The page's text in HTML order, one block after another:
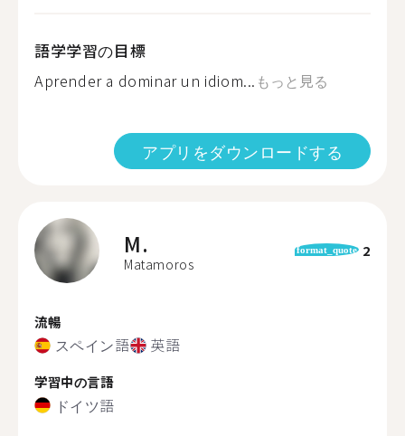
語学学習の目標
Aprender a dominar un idiom... もっと見る
アプリをダウンロードする
M.
Matamoros
format_quote 2
流暢
スペイン語 英語
学習中の言語
ドイツ語